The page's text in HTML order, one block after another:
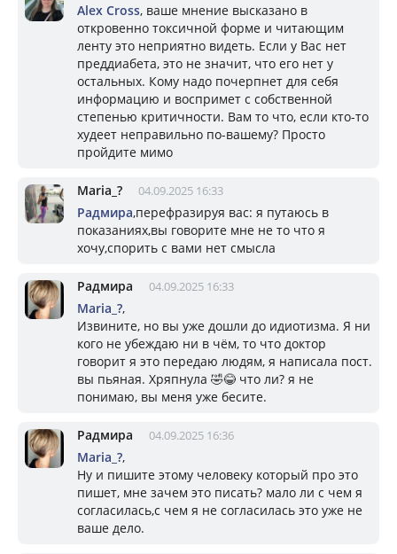
Alex Cross, ваше мнение высказано в
откровенно токсичной форме и читающим
ленту это неприятно видеть. Если у Вас нет
преддиабета, это не значит, что его нет у
остальных. Кому надо почерпнет для себя
информацию и воспримет с собственной
степенью критичности. Вам то что, если кто-то
худеет неправильно по-вашему? Просто
пройдите мимо
Mariа_? 04.09.2025 16:33
Радмира,перефразируя вас: я путаюсь в
показаниях,вы говорите мне не то что я
хочу,спорить с вами нет смысла
Радмира 04.09.2025 16:33
Mariа_?,
Извините, но вы уже дошли до идиотизма. Я ни
кого не убеждаю ни в чём, то что доктор
говорит я это передаю людям, я написала пост.
вы пьяная. Хряпнула 🤣😂 что ли? я не
понимаю, вы меня уже бесите.
Радмира 04.09.2025 16:36
Mariа_?,
Ну и пишите этому человеку который про это
пишет, мне зачем это писать? мало ли с чем я
согласилась,с чем я не согласилась это уже не
ваше дело.